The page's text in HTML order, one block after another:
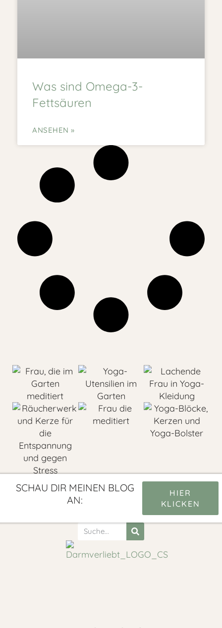
Was sind Omega-3-
Fettsäuren
ANSEHEN »
SCHAU DIR MEINEN BLOG
AN:
HIER
KLICKEN